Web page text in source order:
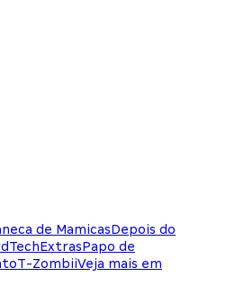
de MamicasDepois do
ExtrasPapo de
T-ZombiiVeja mais em